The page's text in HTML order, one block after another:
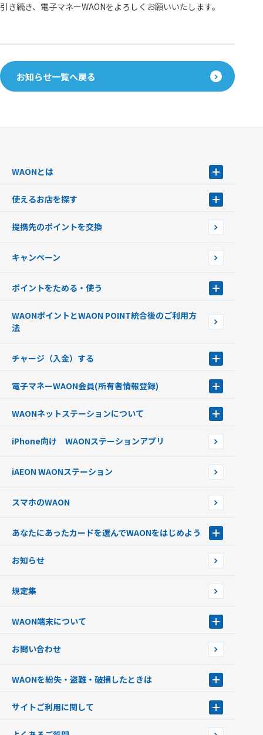
引き続き、電子マネーWAONをよろしくお願いいたします。
お知らせ一覧へ戻る
WAONとは
WAONを申込む
インターネット上でのお買い物について（ネット決済）
使えるお店を探す
店舗検索
イオン銀行ATM設置場所
提携先のポイントを交換
キャンペーン
ポイントをためる・使う
ポイントの有効期限について
WAONポイントとWAON POINT統合後のご利用方
法
チャージ（入金）する
現金でチャージする
銀行口座・ATMからチャージする
オートチャージ
ポイントからチャージする
チャージ上限金額の変更について
電子マネーWAON会員(所有者情報登録)
WAON POINTサービス会員登録に伴う個人データの共同利用のお知
WAONネットステーションについて
WAONネットステーションWAON端末について
iPhone向け WAONステーションアプリ
iAEON WAONステーション
スマホのWAON
あなたにあったカードを選んでWAONをはじめよう
フードバンク応援WAON
ご当地WAON
G.G WAON
WAONカード・WAONカードプラス
モバイルWAON
提携WAONカード
お知らせ
規定集
WAON端末について
WAONネットステーション
新型WAONステーション
WAONチャージャーmini
お問い合わせ
WAONを紛失・盗難・破損したときは
WAONカードの拾得について
サイトご利用に関して